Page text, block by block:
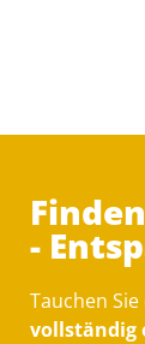
-
Tauchen
vollständig